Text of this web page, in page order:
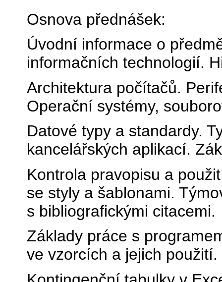
Osnova přednášek:
Úvodní informace o
informačních technologií.
Architektura počítačů.
Operační systémy,
Datové typy a standardy.
kancelářských aplikací.
Kontrola pravopisu a
se styly a šablonami.
s bibliografickými citacemi.
Základy práce s
ve vzorcích a jejich